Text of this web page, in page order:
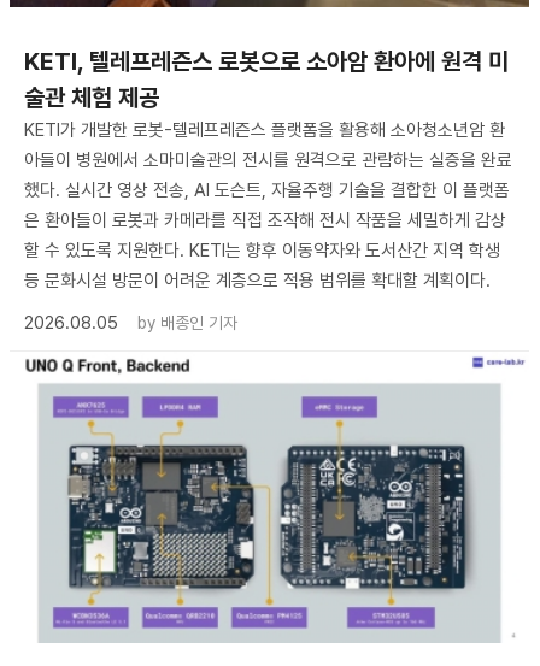
KETI, 텔레프레즌스 로봇으로 소아암 환아에 원격 미
술관 체험 제공
KETI가 개발한 로봇-텔레프레즌스 플랫폼을 활용해 소아청소년암 환
아들이 병원에서 소마미술관의 전시를 원격으로 관람하는 실증을 완료
했다. 실시간 영상 전송, AI 도슨트, 자율주행 기술을 결합한 이 플랫폼
은 환아들이 로봇과 카메라를 직접 조작해 전시 작품을 세밀하게 감상
할 수 있도록 지원한다. KETI는 향후 이동약자와 도서산간 지역 학생
등 문화시설 방문이 어려운 계층으로 적용 범위를 확대할 계획이다.
2026.08.05
by 배종인 기자